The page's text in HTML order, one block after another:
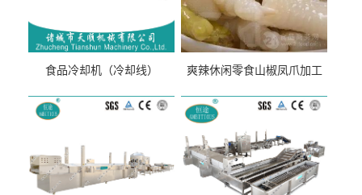
食品冷却机（冷却线）
爽辣休闲零食山椒凤爪加工
流水线）